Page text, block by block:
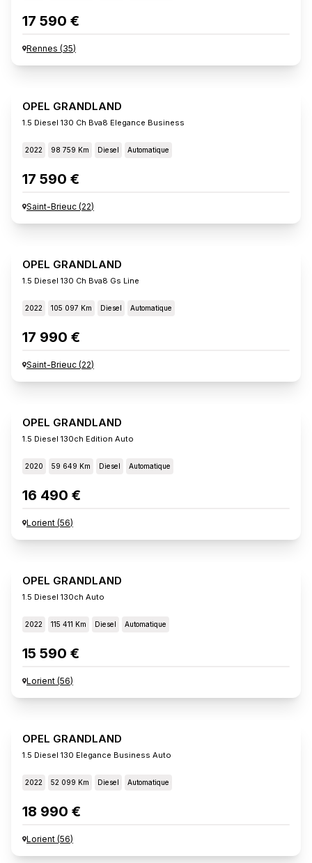
17 590 €
Rennes (35)
OPEL GRANDLAND
1.5 Diesel 130 Ch Bva8 Elegance Business
2022 98 759 Km Diesel Automatique
17 590 €
Saint-Brieuc (22)
OPEL GRANDLAND
1.5 Diesel 130 Ch Bva8 Gs Line
2022 105 097 Km Diesel Automatique
17 990 €
Saint-Brieuc (22)
OPEL GRANDLAND
1.5 Diesel 130ch Edition Auto
2020 59 649 Km Diesel Automatique
16 490 €
Lorient (56)
OPEL GRANDLAND
1.5 Diesel 130ch Auto
2022 115 411 Km Diesel Automatique
15 590 €
Lorient (56)
OPEL GRANDLAND
1.5 Diesel 130 Elegance Business Auto
2022 52 099 Km Diesel Automatique
18 990 €
Lorient (56)